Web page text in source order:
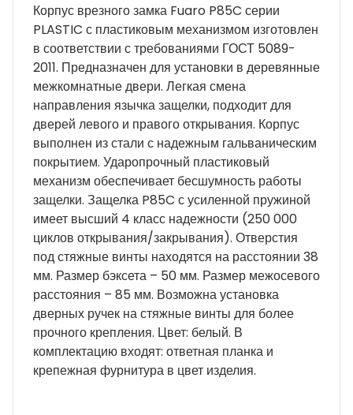
Корпус врезного замка Fuaro P85C серии
PLASTIC с пластиковым механизмом изготовлен
в соответствии с требованиями ГОСТ 5089-
2011. Предназначен для установки в деревянные
межкомнатные двери. Легкая смена
направления язычка защелки, подходит для
дверей левого и правого открывания. Корпус
выполнен из стали с надежным гальваническим
покрытием. Ударопрочный пластиковый
механизм обеспечивает бесшумность работы
защелки. Защелка P85C с усиленной пружиной
имеет высший 4 класс надежности (250 000
циклов открывания/закрывания). Отверстия
под стяжные винты находятся на расстоянии 38
мм. Размер бэксета – 50 мм. Размер межосевого
расстояния – 85 мм. Возможна установка
дверных ручек на стяжные винты для более
прочного крепления. Цвет: белый. В
комплектацию входят: ответная планка и
крепежная фурнитура в цвет изделия.